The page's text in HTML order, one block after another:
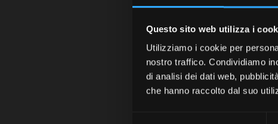
Questo sito web utilizza i
Utilizziamo i cookie per
nostro traffico. Condividiamo
di analisi dei dati web,
che hanno raccolto dal suo